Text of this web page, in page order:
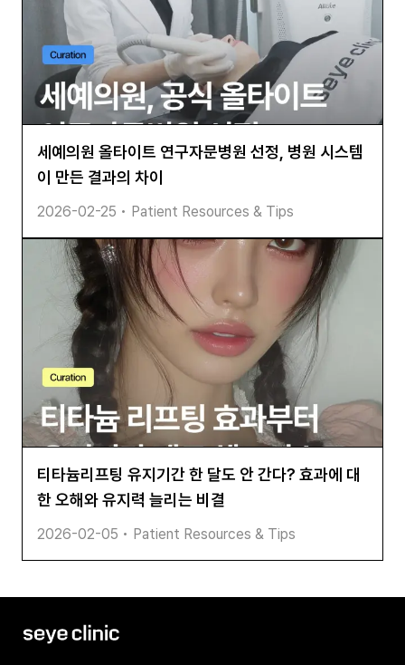
세예의원 올타이트 연구자문병원 선정, 병원 시스템
이 만든 결과의 차이
2026-02-25 • Patient Resources & Tips
티타늄리프팅 유지기간 한 달도 안 간다? 효과에 대
한 오해와 유지력 늘리는 비결
2026-02-05 • Patient Resources & Tips